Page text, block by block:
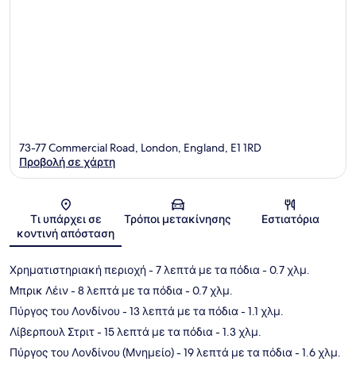
Χάρτης
73-77 Commercial Road, London, England, E1 1RD
Προβολή σε χάρτη
Τι υπάρχει σε
κοντινή απόσταση
Τρόποι μετακίνησης Εστιατόρια
Χρηματιστηριακή περιοχή- 7 λεπτά με τα πόδια- 0.7 χλμ.
Μπρικ Λέιν- 8 λεπτά με τα πόδια- 0.7 χλμ.
Πύργος του Λονδίνου - 13 λεπτά με τα πόδια- 1.1 χλμ.
Λίβερπουλ Στριτ- 15 λεπτά με τα πόδια- 1.3 χλμ.
Πύργος του Λονδίνου (Μνημείο)- 19 λεπτά με τα πόδια- 1.6 χλμ.